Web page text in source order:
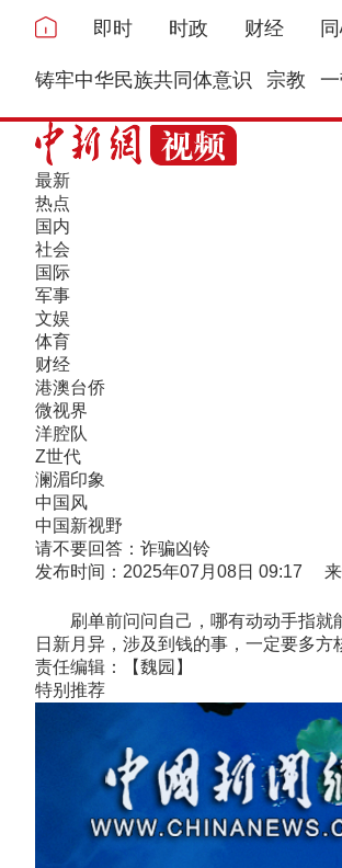
即时 时政 财经
铸牢中华民族共同体意识 宗教
最新
热点
国内
社会
国际
军事
文娱
体育
财经
港澳台侨
微视界
洋腔队
Z世代
澜湄印象
中国风
中国新视野
请不要回答：诈骗凶铃
发布时间：2025年07月08日 09:17 来
刷单前问问自己，哪有动动手指就能
日新月异，涉及到钱的事，一定要多方
责任编辑：【魏园】
特别推荐